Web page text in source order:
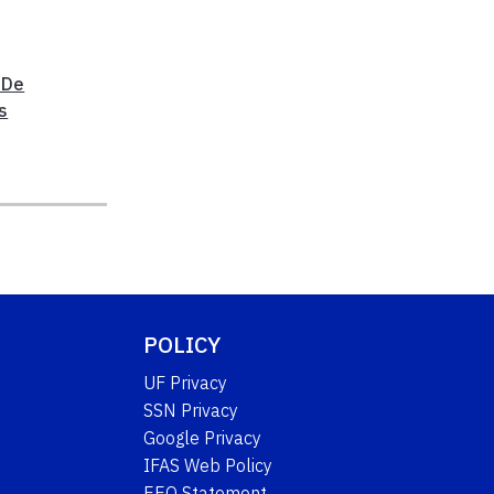
POLICY
UF Privacy
SSN Privacy
Google Privacy
IFAS Web Policy